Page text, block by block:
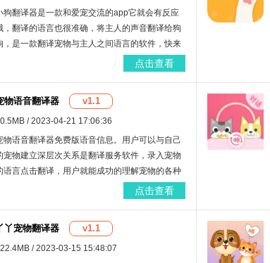
狗翻译器是一款和爱宠交流的app它就会有反应
，翻译的语言也很准确，将主人的声音翻译给狗
，是一款翻译宠物与主人之间语言的软件，快来
点击查看
物语音翻译器 v1.1
/ 2023-04-21 17:06:36
物语音翻译器免费版语音信息。用户可以与自己
宠物建立深层次关系是翻译服务软件，录入宠物
语言点击翻译，用户就能成功的理解宠物的各种
语言了，专门为宠物主人设计的多种语言翻译软
点击查看
丫宠物翻译器 v1.1
/ 2023-03-15 15:48:07